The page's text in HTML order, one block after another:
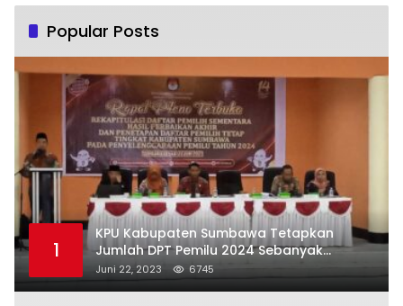
Popular Posts
1
KPU Kabupaten Sumbawa Tetapkan
Jumlah DPT Pemilu 2024 Sebanyak
367.987 Pemilih
Juni 22, 2023 6745